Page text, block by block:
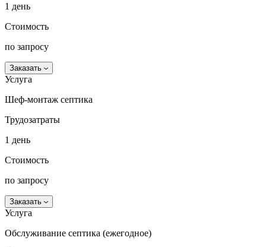
1 день
Стоимость
по запросу
Заказать
Услуга
Шеф-монтаж септика
Трудозатраты
1 день
Стоимость
по запросу
Заказать
Услуга
Обслуживание септика (ежегодное)